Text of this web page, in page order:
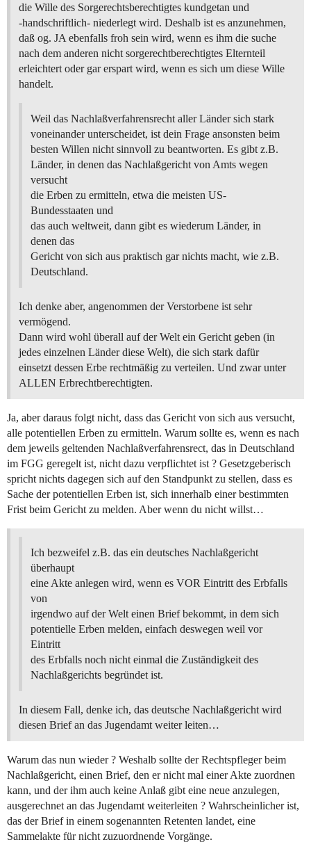
die Wille des Sorgerechtsberechtigtes kundgetan und
-handschriftlich- niederlegt wird. Deshalb ist es anzunehmen,
daß og. JA ebenfalls froh sein wird, wenn es ihm die suche
nach dem anderen nicht sorgerechtberechtigtes Elternteil
erleichtert oder gar erspart wird, wenn es sich um diese Wille
handelt.
Weil das Nachlaßverfahrensrecht aller Länder sich stark
voneinander unterscheidet, ist dein Frage ansonsten beim
besten Willen nicht sinnvoll zu beantworten. Es gibt z.B.
Länder, in denen das Nachlaßgericht von Amts wegen
versucht
die Erben zu ermitteln, etwa die meisten US-
Bundesstaaten und
das auch weltweit, dann gibt es wiederum Länder, in
denen das
Gericht von sich aus praktisch gar nichts macht, wie z.B.
Deutschland.
Ich denke aber, angenommen der Verstorbene ist sehr
vermögend.
Dann wird wohl überall auf der Welt ein Gericht geben (in
jedes einzelnen Länder diese Welt), die sich stark dafür
einsetzt dessen Erbe rechtmäßig zu verteilen. Und zwar unter
ALLEN Erbrechtberechtigten.
Ja, aber daraus folgt nicht, dass das Gericht von sich aus versucht,
alle potentiellen Erben zu ermitteln. Warum sollte es, wenn es nach
dem jeweils geltenden Nachlaßverfahrensrect, das in Deutschland
im FGG geregelt ist, nicht dazu verpflichtet ist ? Gesetzgeberisch
spricht nichts dagegen sich auf den Standpunkt zu stellen, dass es
Sache der potentiellen Erben ist, sich innerhalb einer bestimmten
Frist beim Gericht zu melden. Aber wenn du nicht willst…
Ich bezweifel z.B. das ein deutsches Nachlaßgericht
überhaupt
eine Akte anlegen wird, wenn es VOR Eintritt des Erbfalls
von
irgendwo auf der Welt einen Brief bekommt, in dem sich
potentielle Erben melden, einfach deswegen weil vor
Eintritt
des Erbfalls noch nicht einmal die Zuständigkeit des
Nachlaßgerichts begründet ist.
In diesem Fall, denke ich, das deutsche Nachlaßgericht wird
diesen Brief an das Jugendamt weiter leiten…
Warum das nun wieder ? Weshalb sollte der Rechtspfleger beim
Nachlaßgericht, einen Brief, den er nicht mal einer Akte zuordnen
kann, und der ihm auch keine Anlaß gibt eine neue anzulegen,
ausgerechnet an das Jugendamt weiterleiten ? Wahrscheinlicher ist,
das der Brief in einem sogenannten Retenten landet, eine
Sammelakte für nicht zuzuordnende Vorgänge.